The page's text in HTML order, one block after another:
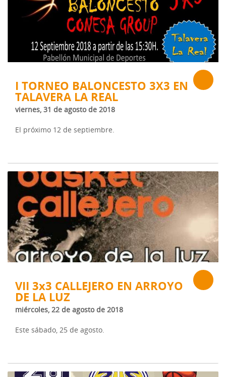
I TORNEO BALONCESTO 3X3 EN
TALAVERA LA REAL
viernes, 31 de agosto de 2018
El próximo 12 de septiembre.
VII 3x3 CALLEJERO EN ARROYO
DE LA LUZ
miércoles, 22 de agosto de 2018
Este sábado, 25 de agosto.